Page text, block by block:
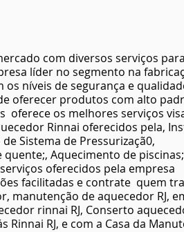
catete, Lorenzetti próximo Glória,
Machado, Lorenzetti próximo
Humaitá, Lorenzetti próximo Lagoa,
Lorenzetti próximo São Conrado,
Lorenzetti próximo Ipanema,
Lorenzetti próximo Urca, Lorenzetti
Lorenzetti próximo jacarepaguá,
dos bandeirantes, Lorenzetti
próximo Freguesia, Lorenzetti
próximo vila valqueire, Lorenzetti
Lorenzetti próximo ilha do
jardim guanabara ilha do governador
CONSERTO DE AQUECEDOR
MANUTENÇÃO DE AQUECEDOR
INSTALAÇÃO DE AQUECEDOR
ASSISTÊNCIA TÉCNICA AQUECEDOR A
JANEIRO
,
Gloria ,
,
,
,
,
com diversos serviços
líder no segmento na
níveis de segurança e
oferecer produtos com alto
oferece os melhores serviços
Rinnai oferecidos pela,
Sistema de Pressurizaçã0,
quente;, Aquecimento de
oferecidos pela empresa
facilitadas e contrate quem
manutenção de aquecedor RJ,
rinnai RJ, Conserto
Rinnai RJ, e com a Casa da